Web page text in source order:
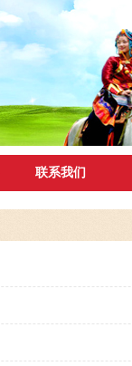
联系我们